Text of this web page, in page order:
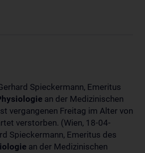
Spieckermann, Emeritus
an der Medizinischen
vergangenen Freitag im Alter von
verstorben. (Wien, 18-04-
Spieckermann, Emeritus des
an der Medizinischen